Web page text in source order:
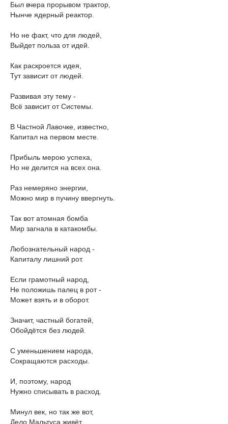
Был вчера прорывом трактор,
Нынче ядерный реактор.
Но не факт, что для людей,
Выйдет польза от идей.
Как раскроется идея,
Тут зависит от людей.
Развивая эту тему -
Всё зависит от Системы.
В Частной Лавочке, известно,
Капитал на первом месте.
Прибыль мерою успеха,
Но не делится на всех она.
Раз немеряно энергии,
Можно мир в пучину ввергнуть.
Так вот атомная бомба
Мир загнала в катакомбы.
Любознательный народ -
Капиталу лишний рот.
Если грамотный народ,
Не положишь палец в рот -
Может взять и в оборот.
Значит, частный богатей,
Обойдётся без людей.
С уменьшением народа,
Сокращаются расходы.
И, поэтому, народ
Нужно списывать в расход.
Минул век, но так же вот,
Дело Мальтуса живёт.